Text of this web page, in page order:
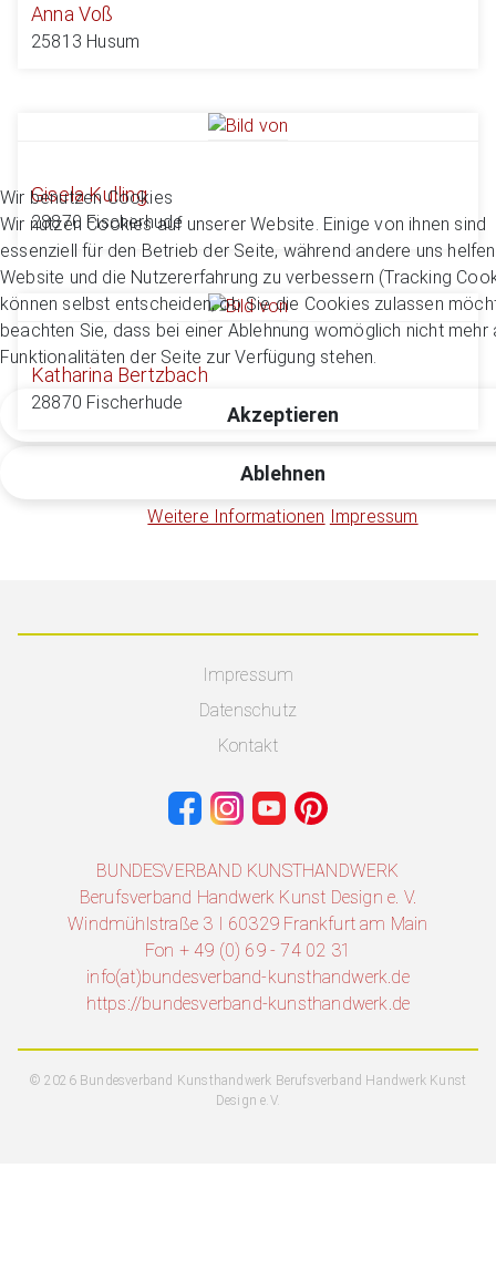
Anna Voß
25813 Husum
Gisela Kulling
28870 Fischerhude
Katharina Bertzbach
28870 Fischerhude
Impressum
Datenschutz
Kontakt
BUNDESVERBAND KUNSTHANDWERK
Berufsverband Handwerk Kunst Design e. V.
Windmühlstraße 3 I 60329 Frankfurt am Main
Fon + 49 (0) 69 - 74 02 31
info(at)bundesverband-kunsthandwerk.de
https://bundesverband-kunsthandwerk.de
© 2026 Bundesverband Kunsthandwerk Berufsverband Handwerk Kunst
Design e.V.
Wir benutzen Cookies
Wir nutzen Cookies auf unserer Website. Einige von ihnen sind
essenziell für den Betrieb der Seite, während andere uns
Website und die Nutzererfahrung zu verbessern (Tracking
können selbst entscheiden, ob Sie die Cookies zulassen
beachten Sie, dass bei einer Ablehnung womöglich nicht mehr
Funktionalitäten der Seite zur Verfügung stehen.
Akzeptieren
Ablehnen
Weitere Informationen Impressum